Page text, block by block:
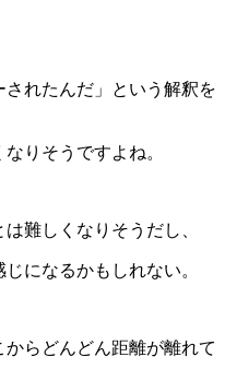
されたんだ」という解釈を
りそうですよね。
難しくなりそうだし、
になるかもしれない。
らどんどん距離が離れて